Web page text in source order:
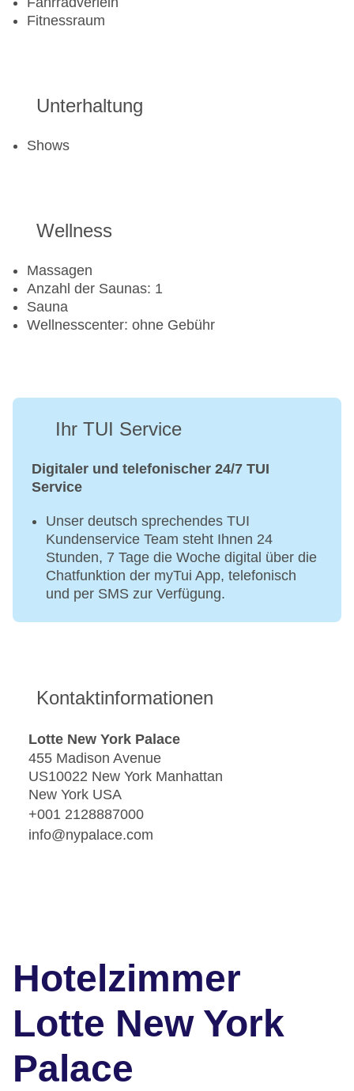
Fitnessraum
Unterhaltung
Shows
Wellness
Massagen
Anzahl der Saunas: 1
Sauna
Wellnesscenter: ohne Gebühr
Ihr TUI Service
Digitaler und telefonischer 24/7 TUI
Service
Unser deutsch sprechendes TUI
Kundenservice Team steht Ihnen 24
Stunden, 7 Tage die Woche digital über die
Chatfunktion der myTui App, telefonisch
und per SMS zur Verfügung.
Kontaktinformationen
Lotte New York Palace
455 Madison Avenue
US10022 New York Manhattan
New York USA
+001 2128887000
info@nypalace.com
Hotelzimmer
Lotte New York
Palace